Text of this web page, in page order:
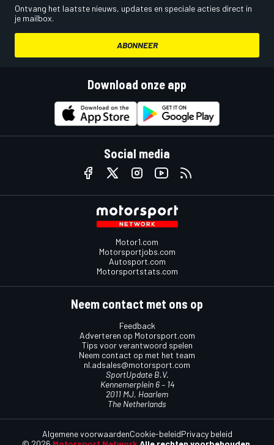
Ontvang het laatste nieuws, updates en speciale acties direct in
je mailbox.
ABONNEER
Download onze app
Social media
Motor1.com
Motorsportjobs.com
Autosport.com
Motorsportstats.com
Neem contact met ons op
Feedback
Adverteren op Motorsport.com
Tips voor verantwoord spelen
Neem contact op met het team
nl.adsales@motorsport.com
SportUpdate B.V.
Kennemerplein 6 – 14
2011 MJ, Haarlem
The Netherlands
Algemene voorwaardenCookie-beleidPrivacy beleid